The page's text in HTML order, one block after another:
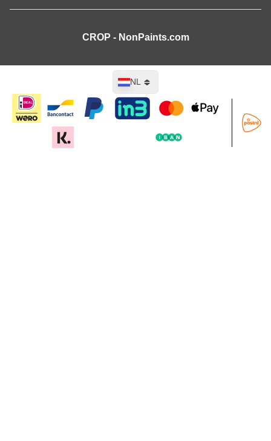
CROP - NonPaints.com
Taal
NL